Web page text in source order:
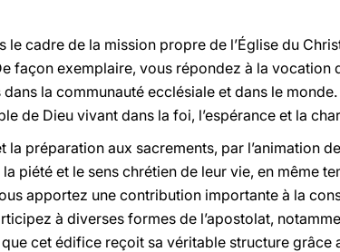
le cadre de la mission propre de l’Église du
façon exemplaire, vous répondez à la vocation
la communauté ecclésiale et dans le
de Dieu vivant dans la foi, l’espérance et la
la préparation aux sacrements, par l’animation
piété et le sens chrétien de leur vie, en même
apportez une contribution importante à la
à diverses formes de l’apostolat,
cet édifice reçoit sa véritable structure grâce